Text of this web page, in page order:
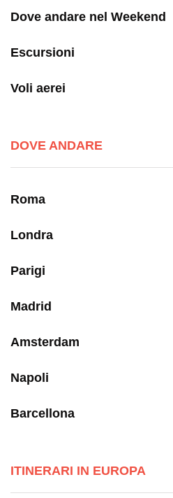
Dove andare nel Weekend
Escursioni
Voli aerei
DOVE ANDARE
Roma
Londra
Parigi
Madrid
Amsterdam
Napoli
Barcellona
ITINERARI IN EUROPA